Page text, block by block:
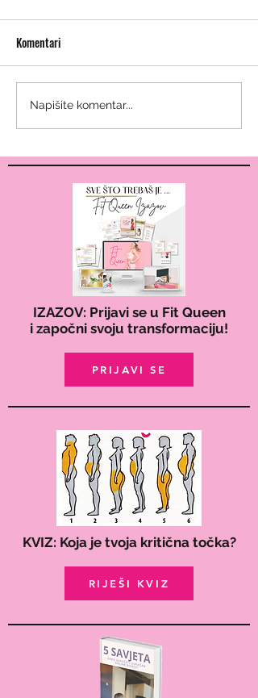
Muffini od špinata i fete:
proteinska užina za ponijeti
Komentari
Napišite komentar...
IZAZOV: Prijavi se u Fit Queen
i započni svoju transformaciju!
PRIJAVI SE
KVIZ: Koja je tvoja kritična točka?
RIJEŠI KVIZ